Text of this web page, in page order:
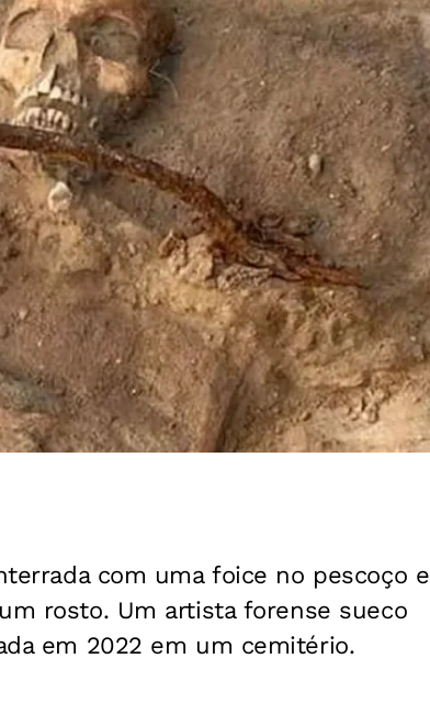
com uma foice no pescoço e
rosto. Um artista forense sueco
em 2022 em um cemitério.